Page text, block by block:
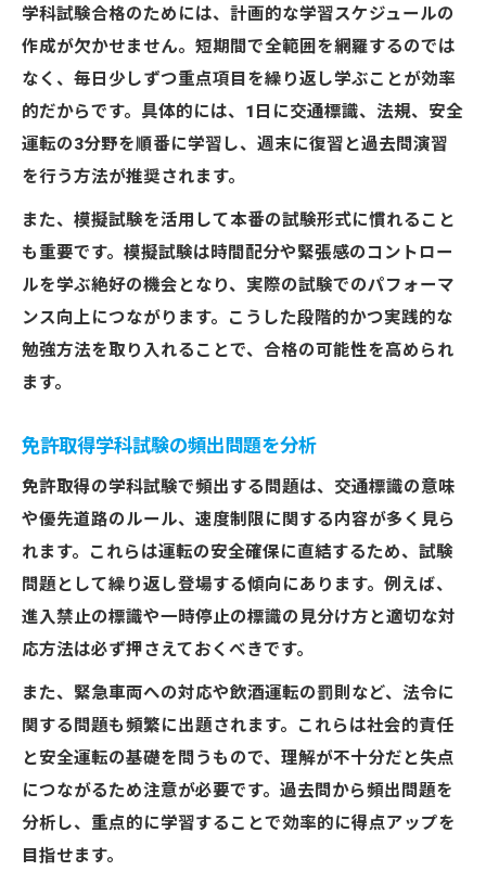
学科試験合格のためには、計画的な学習スケジュールの
作成が欠かせません。短期間で全範囲を網羅するのでは
なく、毎日少しずつ重点項目を繰り返し学ぶことが効率
的だからです。具体的には、1日に交通標識、法規、安全
運転の3分野を順番に学習し、週末に復習と過去問演習
を行う方法が推奨されます。
また、模擬試験を活用して本番の試験形式に慣れること
も重要です。模擬試験は時間配分や緊張感のコントロー
ルを学ぶ絶好の機会となり、実際の試験でのパフォーマ
ンス向上につながります。こうした段階的かつ実践的な
勉強方法を取り入れることで、合格の可能性を高められ
ます。
免許取得学科試験の頻出問題を分析
免許取得の学科試験で頻出する問題は、交通標識の意味
や優先道路のルール、速度制限に関する内容が多く見ら
れます。これらは運転の安全確保に直結するため、試験
問題として繰り返し登場する傾向にあります。例えば、
進入禁止の標識や一時停止の標識の見分け方と適切な対
応方法は必ず押さえておくべきです。
また、緊急車両への対応や飲酒運転の罰則など、法令に
関する問題も頻繁に出題されます。これらは社会的責任
と安全運転の基礎を問うもので、理解が不十分だと失点
につながるため注意が必要です。過去問から頻出問題を
分析し、重点的に学習することで効率的に得点アップを
目指せます。